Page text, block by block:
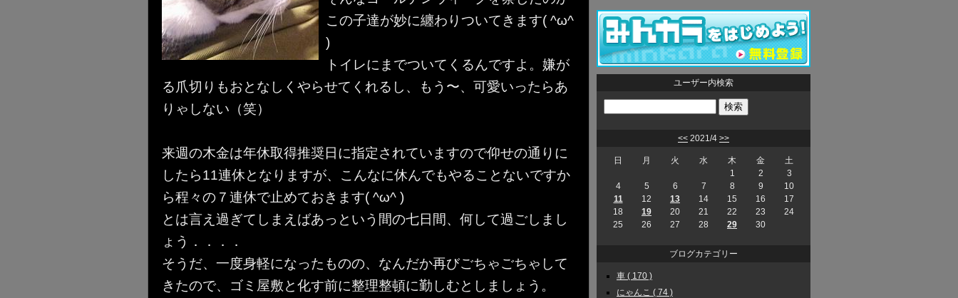
この子達が妙に纏わりついてきます( ^ω^
)
トイレにまでついてくるんですよ。嫌が
る爪切りもおとなしくやらせてくれるし、もう〜、可愛いったらあ
りゃしない（笑）
来週の木金は年休取得推奨日に指定されていますので仰せの通りに
したら11連休となりますが、こんなに休んでもやることないですか
ら程々の７連休で止めておきます( ^ω^ )
とは言え過ぎてしまえばあっという間の七日間、何して過ごしまし
ょう．．．．
そうだ、一度身軽になったものの、なんだか再びごちゃごちゃして
きたので、ゴミ屋敷と化す前に整理整頓に勤しむとしましょう。
ユーザー内検索
<< 2021/4 >>
日 月 火 水 木 金
土
1
2
3
4
5 6 7 8 9
10
11
12 13 14 15 16
17
18
19 20 21 22 23
24
25
26 27 28 29 30
ブログカテゴリー
車 ( 170 )
にゃんこ ( 74 )